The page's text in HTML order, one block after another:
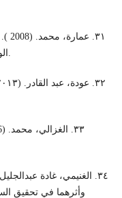
وأثرهما في تحقيق